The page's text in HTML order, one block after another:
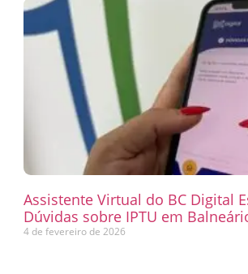
Assistente Virtual do BC Digital
Dúvidas sobre IPTU em
4 de fevereiro de 2026